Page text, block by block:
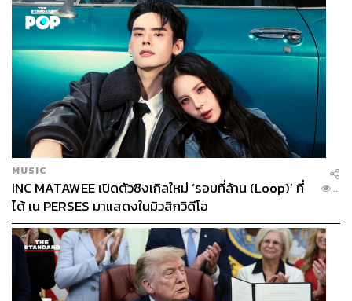
MUSIC
INC MATAWEE เปิดตัวซิงเกิลใหม่ ‘รอบที่ล้าน (Loop)’ ที่
ได้ เน PERSES มาแสดงในมิวสิกวิดีโอ
...